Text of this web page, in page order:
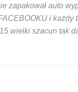
zapakował auto
i
wielki szacun tak